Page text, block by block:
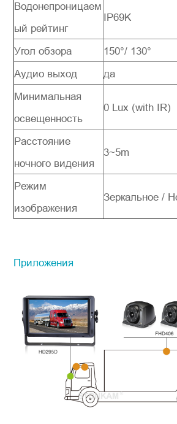
Водонепроницаем
ый рейтинг
IP69K
Угол обзора
150°/ 130°
Аудио выход
да
Минимальная
освещенность
0 Lux (with IR)
Расстояние
ночного видения
3~5m
Режим
изображения
Зеркальное /
Приложения